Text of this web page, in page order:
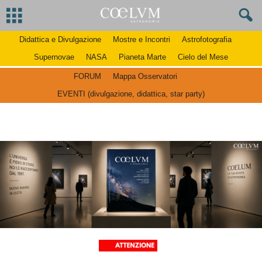
Didattica e Divulgazione Mostre e Incontri
Astrofotografia
Supernovae
NASA Pianeta Marte Cielo del Mese
FORUM
Mappa Osservatori
EVENTI (divulgazione, didattica, star party)